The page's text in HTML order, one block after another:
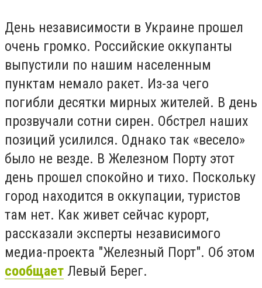
День независимости в Украине прошел
очень громко. Российские оккупанты
выпустили по нашим населенным
пунктам немало ракет. Из-за чего
погибли десятки мирных жителей. В день
прозвучали сотни сирен. Обстрел наших
позиций усилился. Однако так «весело»
было не везде. В Железном Порту этот
день прошел спокойно и тихо. Поскольку
город находится в оккупации, туристов
там нет. Как живет сейчас курорт,
рассказали эксперты независимого
медиа-проекта "Железный Порт". Об этом
сообщает Левый Берег.